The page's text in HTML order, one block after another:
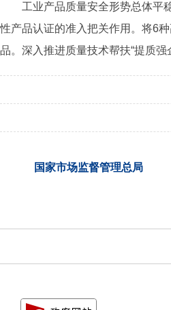
工业产品质量安全形势总体平
性产品认证的准入把关作用。将6
品。深入推进质量技术帮扶“提质
国家市场监督管理总局